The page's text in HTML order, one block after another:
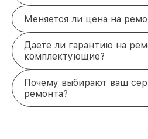
Меняется ли цена на
Даете ли гарантию на
комплектующие?
Почему выбирают ваш
ремонта?